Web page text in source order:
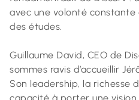
avec une volonté
des études.
Guillaume David, CEO de
sommes ravis d’accueillir
Son leadership, la richesse
capacité à porter une